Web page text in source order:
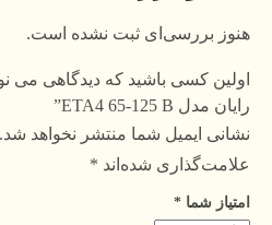
هنوز بررسی‌ای ثبت نشده است.
اولین کسی باشید که دیدگاهی می
رایان مدل ETA4 65-125 B”
نشانی ایمیل شما منتشر نخواهد شد.
علامت‌گذاری شده‌اند *
امتیاز شما *